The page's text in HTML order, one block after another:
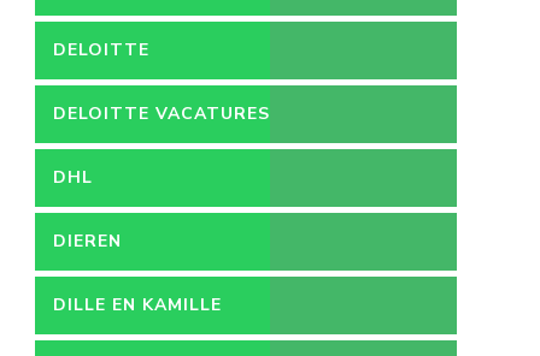
DELOITTE
DELOITTE VACATURES
DHL
DIEREN
DILLE EN KAMILLE